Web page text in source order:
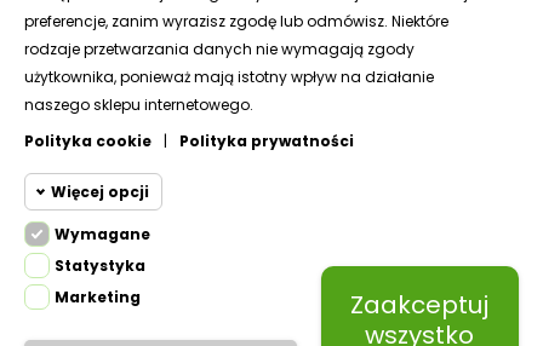
© 2024 oknaokragle.pl by ROTA HG Sp. z o.o.
preferencje, zanim wyrazisz zgodę lub odmówisz. Niektóre
rodzaje przetwarzania danych nie wymagają zgody
użytkownika, ponieważ mają istotny wpływ na działanie
naszego sklepu internetowego.
Polityka cookie
| Polityka prywatności
Więcej opcji
Wymagane
HttpOnly. Pliki cookie wymagane do
Cookie
statystyczne
Wymagane
Statystyka
Marketing
Zaakceptuj
wszystko